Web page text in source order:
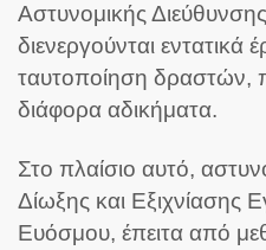
Αστυνομικής
διενεργούνται εντατικά
ταυτοποίηση δραστών,
διάφορα αδικήματα.
Στο πλαίσιο αυτό,
Δίωξης και Εξιχνίασης
Ευόσμου, έπειτα από